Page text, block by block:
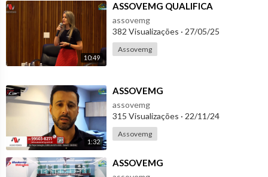
e ampliando sua presença online. Seu estoque será bem ranquea
do no Google e visto por milhares de compradores em todo o B
Para assinar: lp.carvideo.com.br
10:49
⁣ASSOVEMG QUALIFICA
assovemg
382 Visualizações · 27/05/25
Assovemg
1:32
⁣ASSOVEMG
assovemg
315 Visualizações · 22/11/24
Assovemg
⁣ASSOVEMG